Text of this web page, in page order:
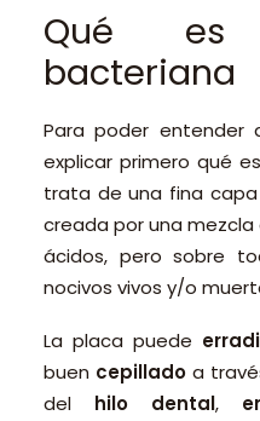
Qué
bacteriana
Para poder entender
explicar primero qué
trata de una fina
creada por una
ácidos, pero sobre
nocivos vivos y/o
La placa puede
buen cepilladoa
del hilo dental,